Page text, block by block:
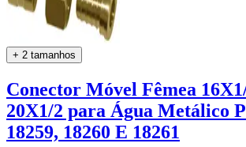
+ 2 tamanhos
Conector Móvel Fêmea
20X1/2 para Água Metálico
18259, 18260 E 18261